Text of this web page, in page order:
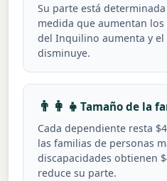
Su parte está
medida que aumentan
del Inquilino aumenta y
disminuye.
👨👩👧Tamaño de la
Cada dependiente resta
las familias de personas
discapacidades obtienen
reduce su parte.